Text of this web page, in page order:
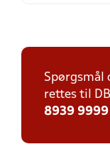
Spørgsmål
rettes til
8939 9999